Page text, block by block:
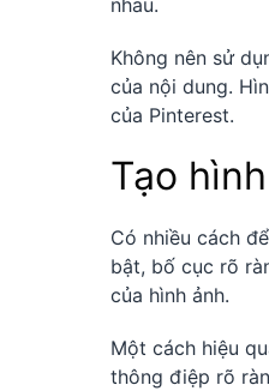
nhau.
Không nên sử
của nội dung.
của Pinterest.
Tạo
Có nhiều cách
bật, bố cục rõ
của hình ảnh.
Một cách hiệu
thông điệp rõ